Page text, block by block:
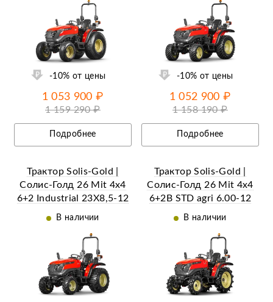
-10% от цены
1 053 900 ₽
1 159 290 ₽
Подробнее
Ещё 9 фотографий
-10% от цены
1 052 900 ₽
1 158 190 ₽
Подробнее
Трактор Solis-Gold |
Солис-Голд 26 Mit 4x4
6+2 Industrial 23X8,5-12
/ 33X15,5-16,5 (с ПСМ)
В наличии
Трактор Solis-Gold |
Солис-Голд 26 Mit 4x4
6+2B STD agri 6.00-12
/ 8.3-20 (с ПСМ)
В наличии
Ещё 28 фотографий